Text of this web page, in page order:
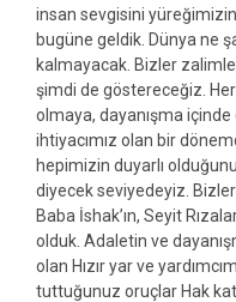
insan sevgisini
bugüne geldik. Dünya ne
kalmayacak. Bizler
şimdi de göstereceğiz.
olmaya, dayanışma içinde
ihtiyacımız olan bir
hepimizin duyarlı
diyecek seviyedeyiz. Bizler
Baba İshak’ın, Seyit
olduk. Adaletin ve
olan Hızır yar ve
tuttuğunuz oruçlar Hak